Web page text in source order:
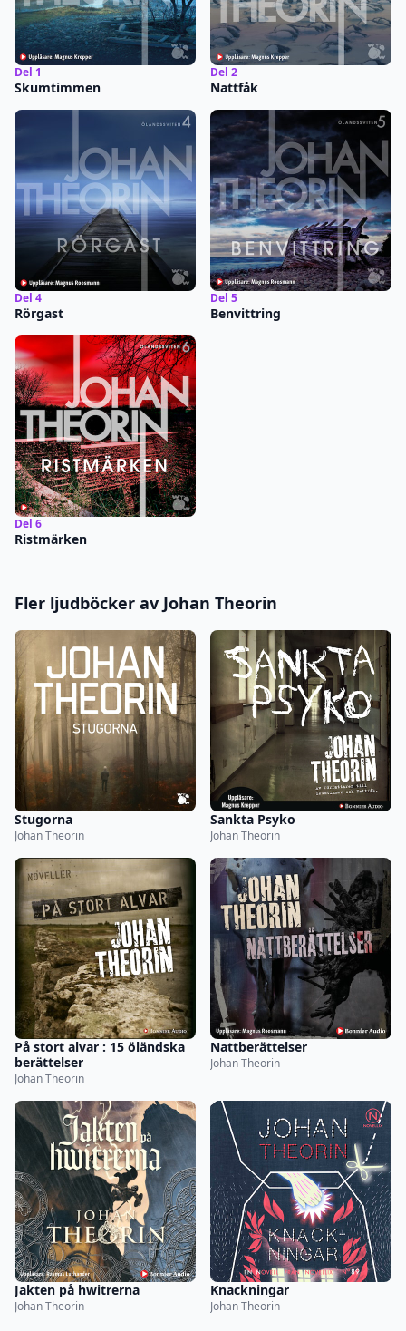
Del 1
Skumtimmen
Del 2
Nattfåk
Del 4
Rörgast
Del 5
Benvittring
Del 6
Ristmärken
Fler ljudböcker av Johan Theorin
Stugorna
Johan Theorin
Sankta Psyko
Johan Theorin
På stort alvar : 15 öländska
berättelser
Johan Theorin
Nattberättelser
Johan Theorin
Jakten på hwitrerna
Johan Theorin
Knackningar
Johan Theorin